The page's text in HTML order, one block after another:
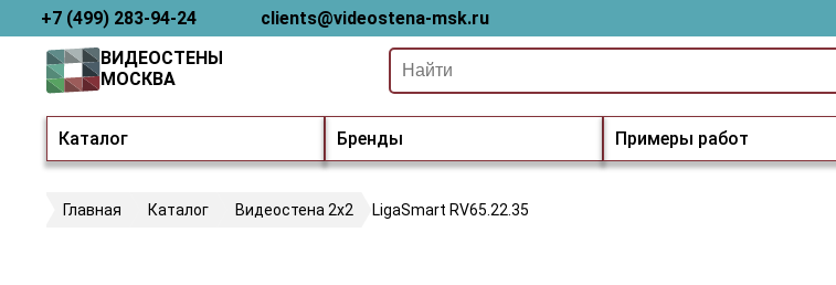
+7 (499) 283-94-24 clients@videostena-msk.ru
Каталог Бренды Примеры работ
ВИДЕОСТЕНЫ
МОСКВА
Главная Каталог Видеостена 2x2 LigaSmart RV65.22.35